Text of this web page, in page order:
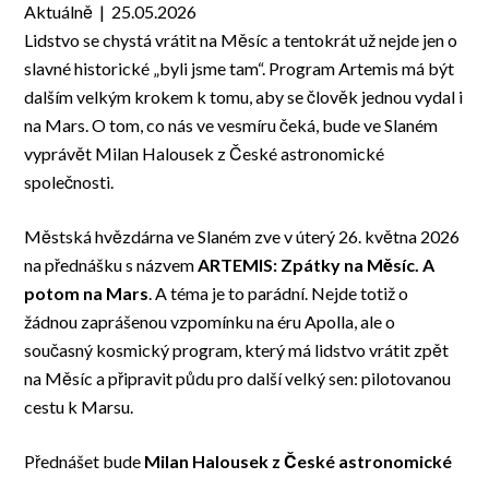
Aktuálně | 25.05.2026
Lidstvo se chystá vrátit na Měsíc a tentokrát už nejde jen o
slavné historické „byli jsme tam“. Program Artemis má být
dalším velkým krokem k tomu, aby se člověk jednou vydal i
na Mars. O tom, co nás ve vesmíru čeká, bude ve Slaném
vyprávět Milan Halousek z České astronomické
společnosti.
Městská hvězdárna ve Slaném zve v úterý 26. května 2026
na přednášku s názvemARTEMIS: Zpátky na Měsíc. A
potom na Mars. A téma je to parádní. Nejde totiž o
žádnou zaprášenou vzpomínku na éru Apolla, ale o
současný kosmický program, který má lidstvo vrátit zpět
na Měsíc a připravit půdu pro další velký sen: pilotovanou
cestu k Marsu.
Přednášet bude Milan Halousek z České astronomické